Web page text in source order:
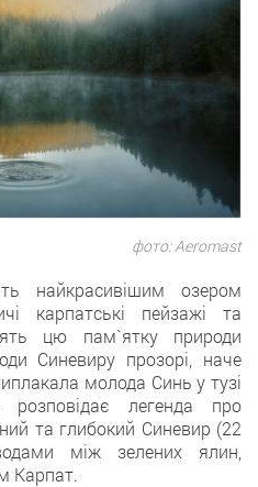
фото: Aeromast
найкрасивішим озером
карпатські пейзажі та
цю пам`ятку природи
Синевиру прозорі, наче
молода Синь у тузі
легенда про
та глибокий Синевир (22
між зелених ялин,
Карпат.